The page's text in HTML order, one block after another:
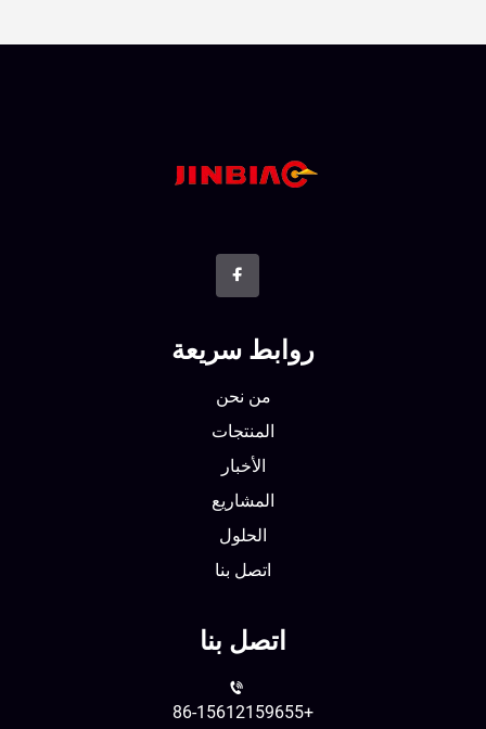
روابط سريعة
من نحن
المنتجات
الأخبار
المشاريع
الحلول
اتصل بنا
اتصل بنا